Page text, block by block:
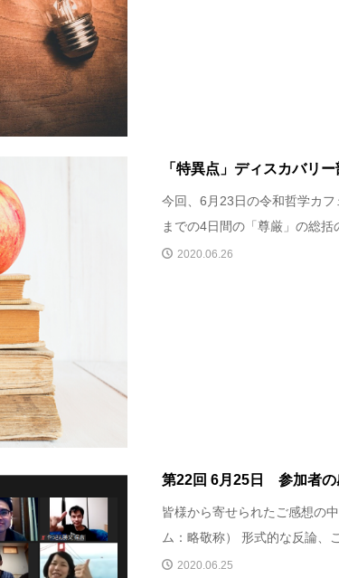
「特異点」ディスカバリ
今回、6月23日の令和哲学カ
までの4日間の「尊厳」の総
2020.06.26
第22回 6月25日 参加者の
皆様から寄せられたご感想の
ム：略敬称） 形式的な反論、
2020.06.25